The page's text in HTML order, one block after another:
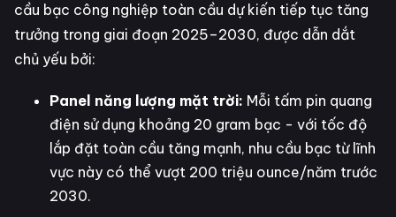
cầu bạc công nghiệp toàn cầu dự kiến tiếp tục tăng
trưởng trong giai đoạn 2025–2030, được dẫn dắt
chủ yếu bởi:
Panel năng lượng mặt trời: Mỗi tấm pin quang
điện sử dụng khoảng 20 gram bạc - với tốc độ
lắp đặt toàn cầu tăng mạnh, nhu cầu bạc từ lĩnh
vực này có thể vượt 200 triệu ounce/năm trước
2030.